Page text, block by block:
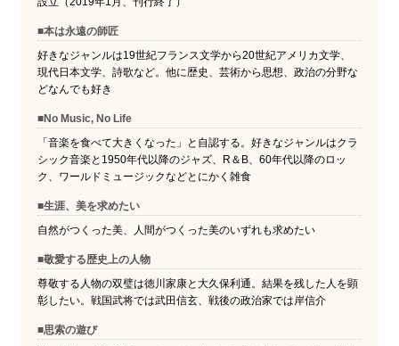
■本は永遠の師匠
好きなジャンルは19世紀フランス文学から20世紀アメリカ文学、
現代日本文学、詩歌など。他に歴史、芸術から思想、政治の分野な
どなんでも好き
■No Music, No Life
「音楽を食べて大きくなった」と自認する。好きなジャンルはクラ
シック音楽と1950年代以降のジャズ、R＆B、60年代以降のロッ
ク、ワールドミュージックなどとにかく雑食
■生涯、美を求めたい
自然がつくった美、人間がつくった美のいずれも求めたい
■敬愛する歴史上の人物
尊敬する人物の双璧は徳川家康と大久保利通。結果を残した人を顕
彰したい。戦国武将では武田信玄、戦後の政治家では岸信介
■思索の遊び